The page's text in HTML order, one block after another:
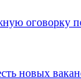
оговорку
новых